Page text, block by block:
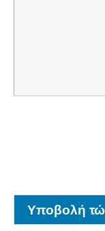
Υποβολή